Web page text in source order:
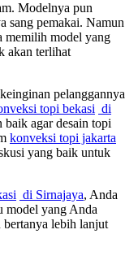
Modelnya pun
sang pemakai. Namun
memilih model yang
akan terlihat
pelanggannya
topi bekasi di
baik agar desain topi
konveksi topi jakarta
yang baik untuk
di Sirnajaya, Anda
model yang Anda
lebih lanjut